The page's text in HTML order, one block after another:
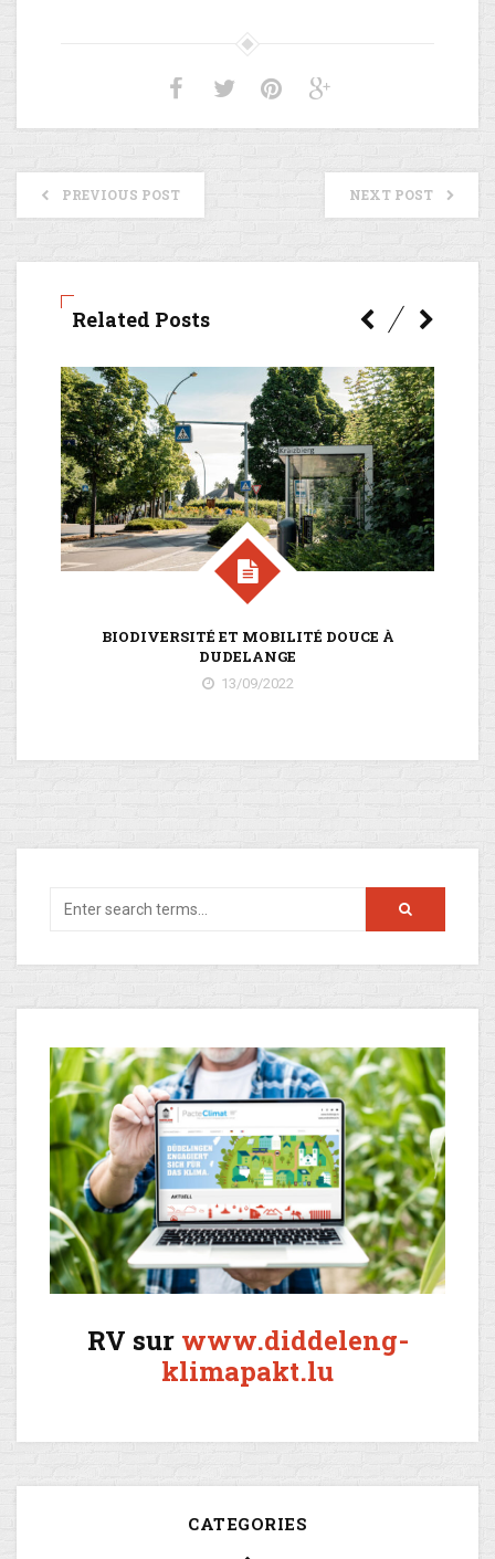
PREVIOUS POST NEXT POST
Related Posts
BIODIVERSITÉ ET MOBILITÉ DOUCE À
DUDELANGE
13/09/2022
RV sur www.diddeleng-
klimapakt.lu
CATEGORIES